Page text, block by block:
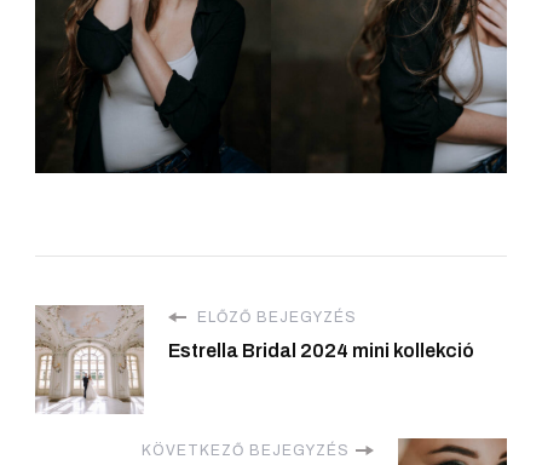
ELŐZŐ BEJEGYZÉS
Estrella Bridal 2024 mini kollekció
KÖVETKEZŐ BEJEGYZÉS